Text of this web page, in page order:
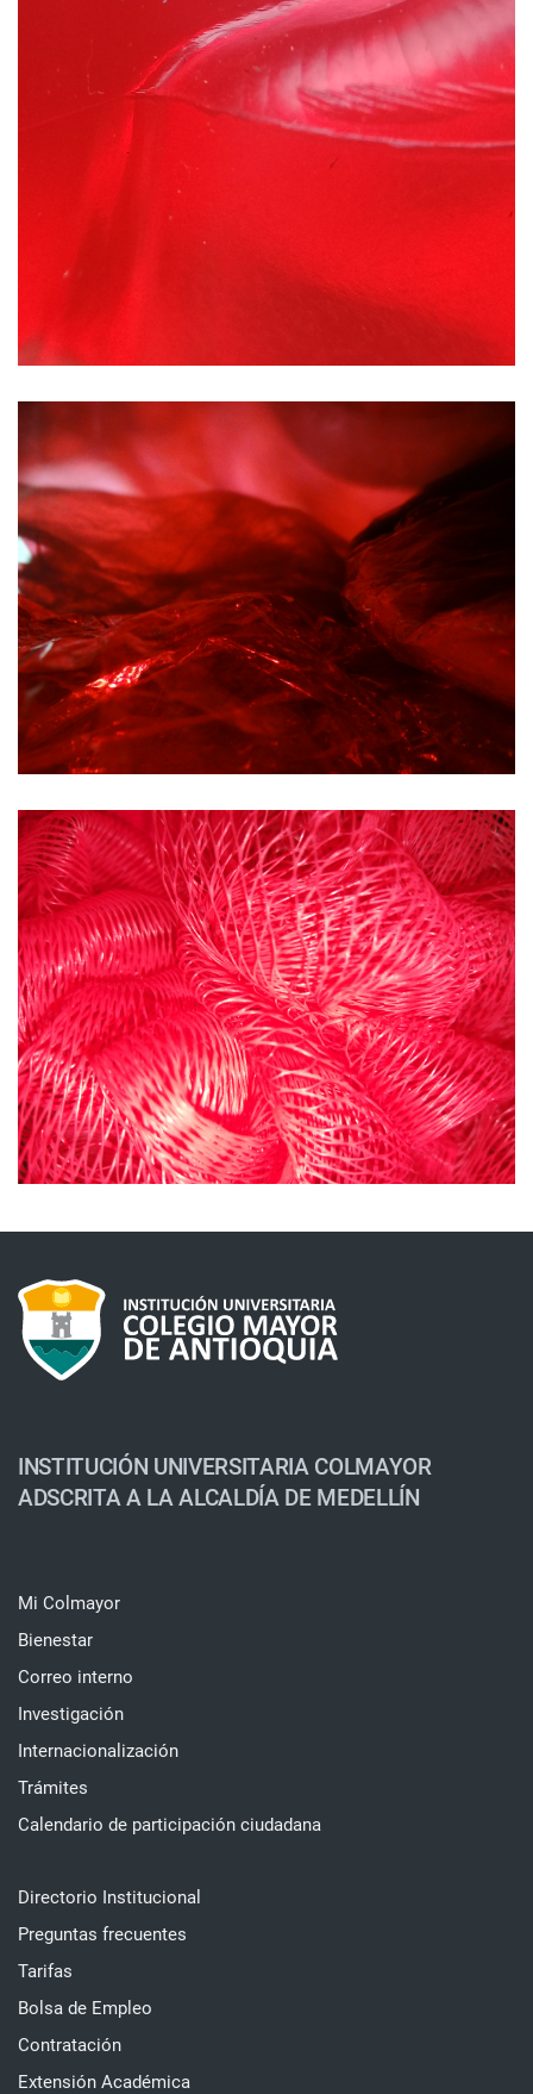
INSTITUCIÓN UNIVERSITARIA COLMAYOR
ADSCRITA A LA ALCALDÍA DE MEDELLÍN
Mi Colmayor
Bienestar
Correo interno
Investigación
Internacionalización
Trámites
Calendario de participación ciudadana
Directorio Institucional
Preguntas frecuentes
Tarifas
Bolsa de Empleo
Contratación
Extensión Académica